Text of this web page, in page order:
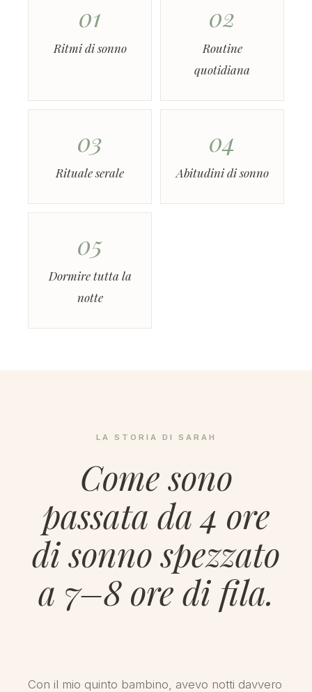
01
Ritmi di sonno
02
Routine
quotidiana
03
Rituale serale
04
Abitudini di sonno
05
Dormire tutta la
notte
LA STORIA DI SARAH
Come sono
passata da 4 ore
di sonno spezzato
a 7–8 ore di fila.
Con il mio quinto bambino, avevo notti davvero